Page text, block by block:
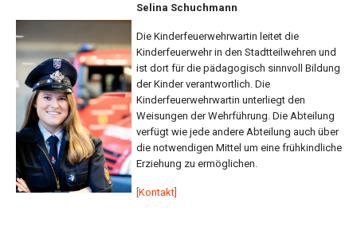
Selina Schuchmann
Die Kinderfeuerwehrwartin leitet die
Kinderfeuerwehr in den Stadtteilwehren und
ist dort für die pädagogisch sinnvoll Bildung
der Kinder verantwortlich. Die
Kinderfeuerwehrwartin unterliegt den
Weisungen der Wehrführung. Die Abteilung
verfügt wie jede andere Abteilung auch über
die notwendigen Mittel um eine frühkindliche
Erziehung zu ermöglichen.
[Kontakt]